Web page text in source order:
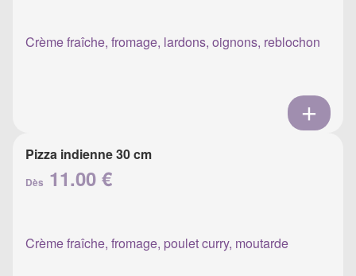
Crème fraîche, fromage, lardons, oignons, reblochon
Pizza indienne 30 cm
Dès 11.00 €
Crème fraîche, fromage, poulet curry, moutarde